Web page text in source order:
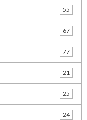
55
67
77
21
25
24